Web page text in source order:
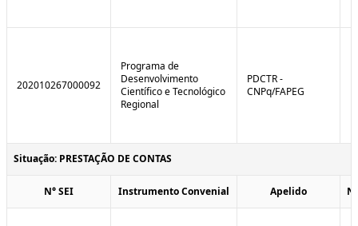
202010267000092
Programa de
Desenvolvimento
Científico e Tecnológico
Regional
PDCTR -
CNPq/FAPEG
Situação: PRESTAÇÃO DE CONTAS
N° SEI Instrumento Convenial Apelido